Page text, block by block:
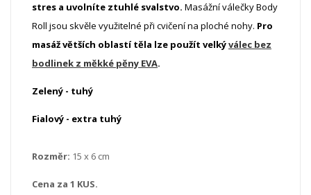
stres a uvolníte ztuhlé svalstvo. Masážní válečky Body
Roll jsou skvěle využitelné při cvičení na ploché nohy. Pro
masáž větších oblastí těla lze použít velkýválec bez
bodlinek z měkké pěny EVA.
Zelený - tuhý
Fialový - extra tuhý
Rozměr: 15 x 6 cm
Cena za 1 KUS.